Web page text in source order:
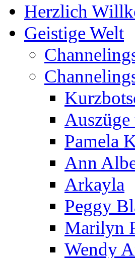
Herzlich
Geistige Welt
Auszüge
Pamela
Ann
Arkayla
Peggy
Marilyn
Wendy